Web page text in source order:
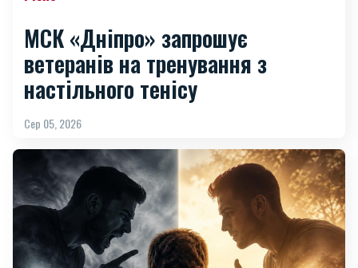
МСК «Дніпро» запрошує
ветеранів на тренування з
настільного тенісу
Сер 05, 2026